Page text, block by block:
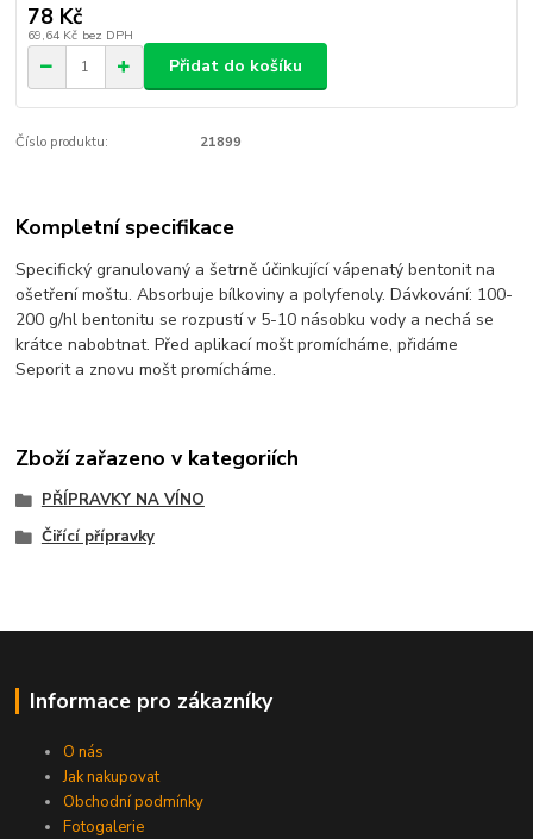
78 Kč
69,64 Kč bez DPH
Přidat do košíku
Číslo produktu: 21899
Kompletní specifikace
Specifický granulovaný a šetrně účinkující vápenatý bentonit na
ošetření moštu. Absorbuje bílkoviny a polyfenoly. Dávkování: 100-
200 g/hl bentonitu se rozpustí v 5-10 násobku vody a nechá se
krátce nabobtnat. Před aplikací mošt promícháme, přidáme
Seporit a znovu mošt promícháme.
Zboží zařazeno v kategoriích
PŘÍPRAVKY NA VÍNO
Čiřící přípravky
Informace pro zákazníky
O nás
Jak nakupovat
Obchodní podmínky
Fotogalerie